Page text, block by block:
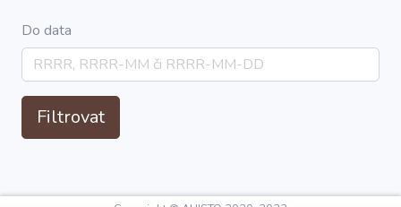
Do data
Filtrovat